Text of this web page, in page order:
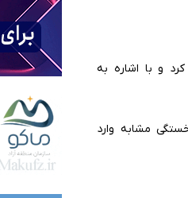
و با اشاره به
با خستگی مشابه وارد